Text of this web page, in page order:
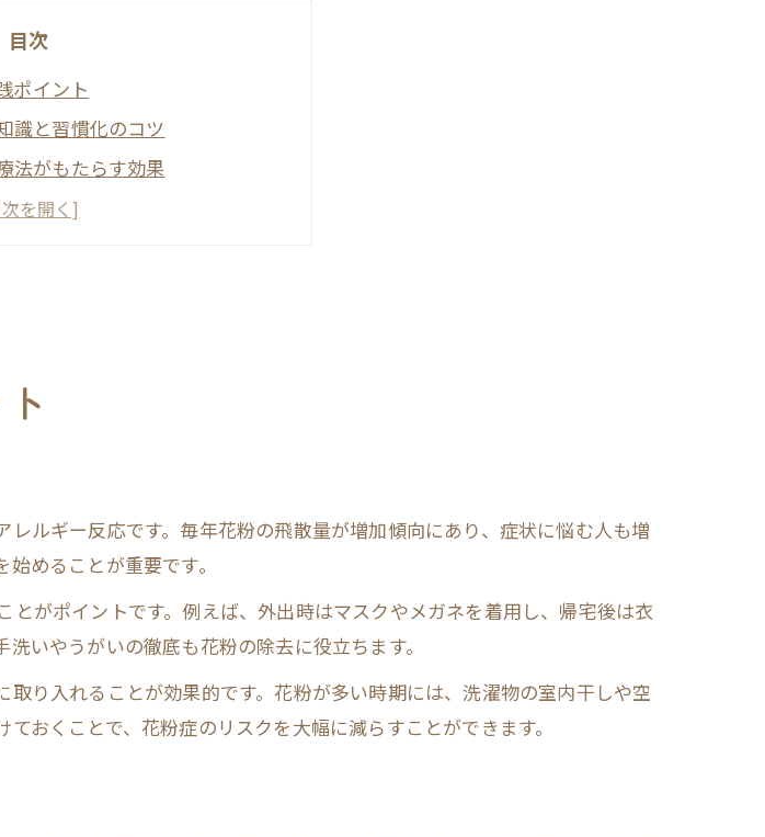
目次
ポイント
識と習慣化のコツ
法がもたらす効果
生活リズムの作り方
工夫が決め手
マスク・メガネ選び
選ぶべきか
から始めるのが最適か
方と飲み始めのポイント
に防ぐ薬の使い方
薬・処方薬の特徴比較
ルギー反応です。毎年花粉の飛散量が増加傾向にあり、症状に悩む人も増
めることが重要です。
がポイントです。例えば、外出時はマスクやメガネを着用し、帰宅後は衣
いやうがいの徹底も花粉の除去に役立ちます。
り入れることが効果的です。花粉が多い時期には、洗濯物の室内干しや空
おくことで、花粉症のリスクを大幅に減らすことができます。